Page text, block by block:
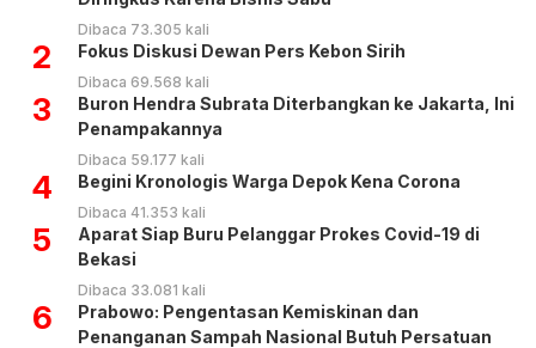
Dibaca 73.305 kali
2 Fokus Diskusi Dewan Pers Kebon Sirih
Dibaca 69.568 kali
3
Buron Hendra Subrata Diterbangkan ke Jakarta, Ini
Penampakannya
Dibaca 59.177 kali
4 Begini Kronologis Warga Depok Kena Corona
Dibaca 41.353 kali
5
Aparat Siap Buru Pelanggar Prokes Covid-19 di
Bekasi
Dibaca 33.081 kali
6
Prabowo: Pengentasan Kemiskinan dan
Penanganan Sampah Nasional Butuh Persatuan